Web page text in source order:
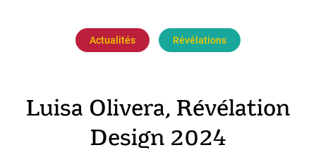
Actualités Révélations
Luisa Olivera, Révélation
Design 2024